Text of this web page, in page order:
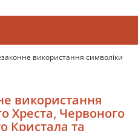
використання символіки
використання
Хреста, Червоного
Кристала та